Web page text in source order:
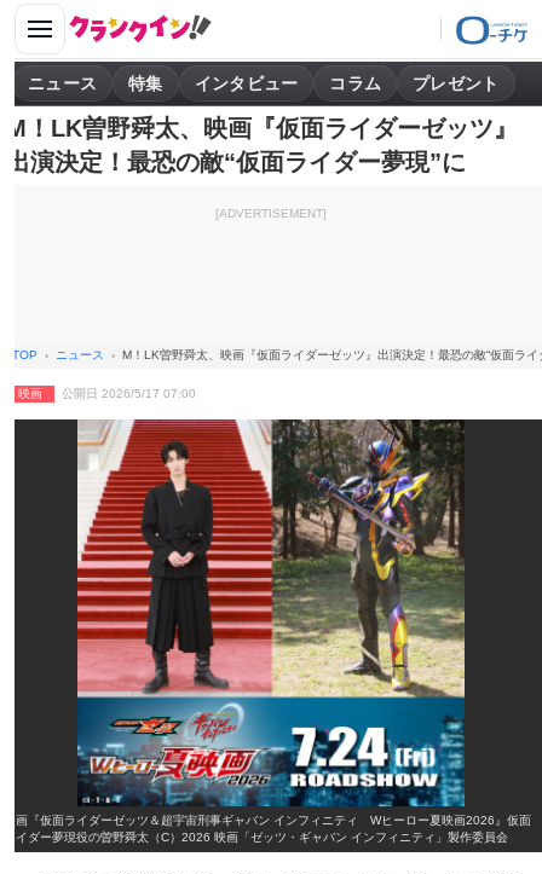
ニュース 特集 インタビュー コラム プレゼント
M！LK曽野舜太、映画『仮面ライダーゼッツ』
出演決定！最恐の敵“仮面ライダー夢現”に
[ADVERTISEMENT]
TOP ニュース M！LK曽野舜太、映画『仮面ライダーゼッツ』出演決定！最恐の敵“仮面ライ
映画 公開日 2026/5/17 07:00
映画『仮面ライダーゼッツ＆超宇宙刑事ギャバン インフィニティ Wヒーロー夏映画2026』仮面
ライダー夢現役の曽野舜太（C）2026 映画「ゼッツ・ギャバン インフィニティ」製作委員会